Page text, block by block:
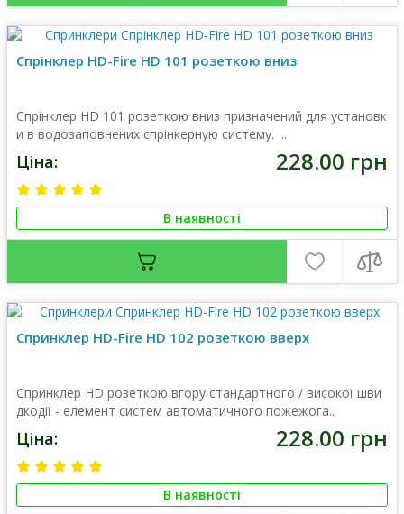
Спрінклер HD-Fire HD 101 розеткою вниз
Cпрінклер HD 101 розеткою вниз призначений для установк
и в водозаповнених спрінкерную систему. ..
Ціна: 228.00 грн
В наявності
Спринклер HD-Fire HD 102 розеткою вверх
Спринклер HD розеткою вгору стандартного / високої шви
дкодії - елемент систем автоматичного пожежога..
Ціна: 228.00 грн
В наявності